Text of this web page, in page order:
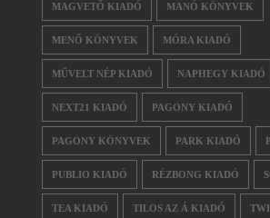
MAGVETŐ KIADÓ MANÓ KÖNYVEK
MENŐ KÖNYVEK MÓRA KIADÓ
MŰVELT NÉP KIADÓ NAPHEGY KIADÓ
NEXT21 KIADÓ PAGONY KIADÓ
PAGONY KÖNYVEK PARK KIADÓ
PUBLIO KIADÓ RÉZBONG KIADÓ
TEA KIADÓ TILOS AZ Á KIADÓ